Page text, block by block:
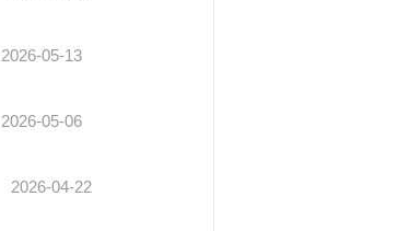
2026-05-13
2026-05-06
2026-04-22